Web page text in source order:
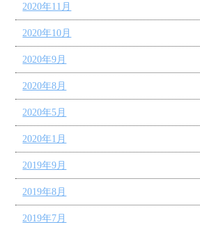
2020年11月
2020年10月
2020年9月
2020年8月
2020年5月
2020年1月
2019年9月
2019年8月
2019年7月